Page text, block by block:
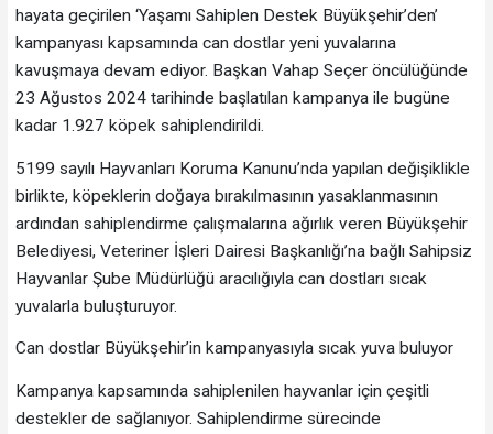
hayata geçirilen ‘Yaşamı Sahiplen Destek Büyükşehir’den’
kampanyası kapsamında can dostlar yeni yuvalarına
kavuşmaya devam ediyor. Başkan Vahap Seçer öncülüğünde
23 Ağustos 2024 tarihinde başlatılan kampanya ile bugüne
kadar 1.927 köpek sahiplendirildi.
5199 sayılı Hayvanları Koruma Kanunu’nda yapılan değişiklikle
birlikte, köpeklerin doğaya bırakılmasının yasaklanmasının
ardından sahiplendirme çalışmalarına ağırlık veren Büyükşehir
Belediyesi, Veteriner İşleri Dairesi Başkanlığı’na bağlı Sahipsiz
Hayvanlar Şube Müdürlüğü aracılığıyla can dostları sıcak
yuvalarla buluşturuyor.
Can dostlar Büyükşehir’in kampanyasıyla sıcak yuva buluyor
Kampanya kapsamında sahiplenilen hayvanlar için çeşitli
destekler de sağlanıyor. Sahiplendirme sürecinde